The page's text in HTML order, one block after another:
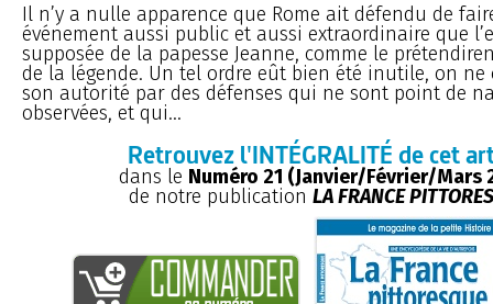
Il n’y a nulle apparence que Rome ait défendu de
événement aussi public et aussi extraordinaire que
supposée de la papesse Jeanne, comme le
de la légende. Un tel ordre eût bien été inutile, on
son autorité par des défenses qui ne sont point de
observées, et qui...
Retrouvez l'INTÉGRALITÉ de cet
dans le Numéro 21 (Janvier/Février/Mars
de notre publication LA FRANCE